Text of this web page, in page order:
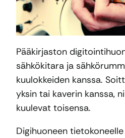
Pääkirjaston
sähkökitara ja
kuulokkeiden kanssa.
yksin tai kaverin kanssa,
kuulevat toisensa.
Digihuoneen